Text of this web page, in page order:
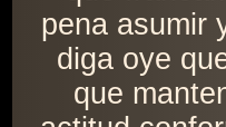
pena asumir
diga oye
que